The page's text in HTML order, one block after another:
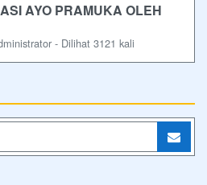
AYO PRAMUKA OLEH
- Dilihat 3121 kali